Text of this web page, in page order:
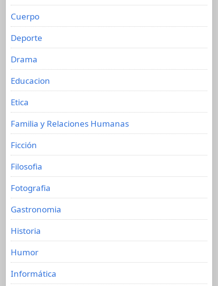
Cuerpo
Deporte
Drama
Educacion
Etica
Familia y Relaciones Humanas
Ficción
Filosofia
Fotografia
Gastronomia
Historia
Humor
Informática